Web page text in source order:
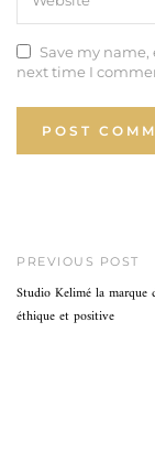
Save my
next time I
PREVIOUS POST
Studio Kelimé la marque
éthique et positive